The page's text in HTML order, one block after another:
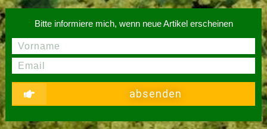
Bitte informiere mich, wenn neue Artikel erscheinen
absenden